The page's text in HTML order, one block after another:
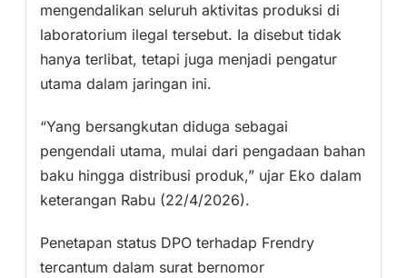
mengendalikan seluruh aktivitas produksi di
laboratorium ilegal tersebut. Ia disebut tidak
hanya terlibat, tetapi juga menjadi pengatur
utama dalam jaringan ini.
“Yang bersangkutan diduga sebagai
pengendali utama, mulai dari pengadaan bahan
baku hingga distribusi produk,” ujar Eko dalam
keterangan Rabu (22/4/2026).
Penetapan status DPO terhadap Frendry
tercantum dalam surat bernomor